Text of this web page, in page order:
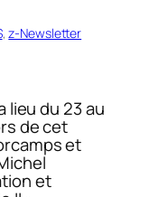
, z-Newsletter
lieu du 23 au
de cet
et
et